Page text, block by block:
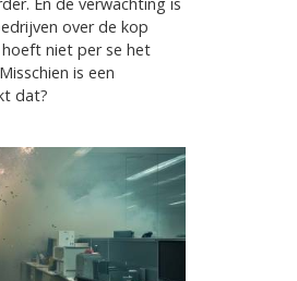
En de verwachting is
over de kop
niet per se het
is een
dat?